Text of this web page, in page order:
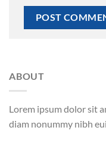
ABOUT
Lorem ipsum dolor sit
diam nonummy nibh